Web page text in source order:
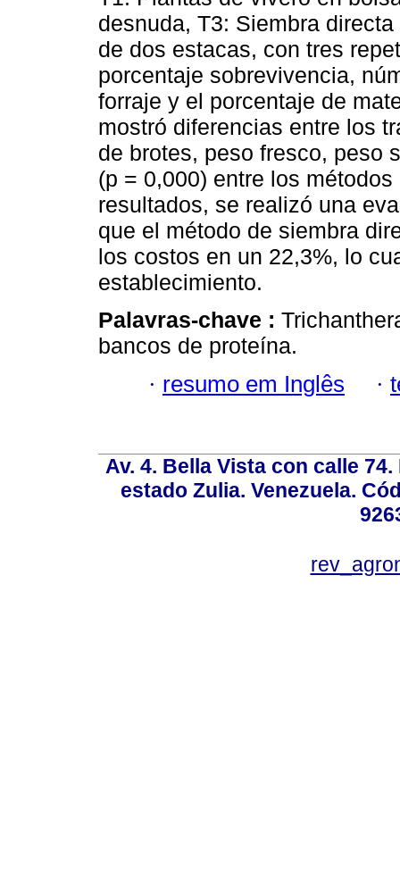
desnuda, T3: Siembra
de dos estacas, con tres
porcentaje sobrevivencia,
forraje y el porcentaje de
mostró diferencias entre los
de brotes, peso fresco, peso
(p = 0,000) entre los
resultados, se realizó una
que el método de siembra
los costos en un 22,3%, lo
establecimiento.
Palavras-chave :
bancos de proteína.
· resumo em Inglês ·
Av. 4. Bella Vista con calle
estado Zulia. Venezuela.